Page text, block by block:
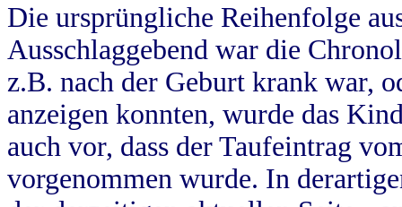
Die ursprüngliche Reihenfolge
Ausschlaggebend war die
z.B. nach der Geburt krank war,
anzeigen konnten, wurde das
auch vor, dass der Taufeintrag
vorgenommen wurde. In